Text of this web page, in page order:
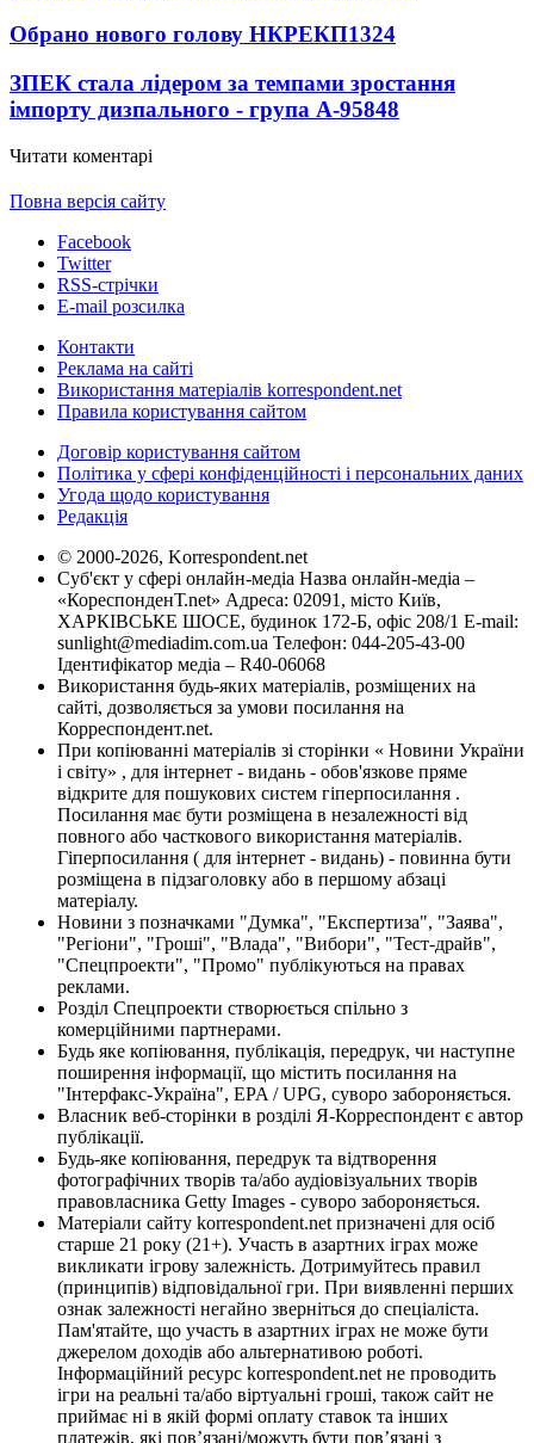
Обрано нового голову НКРЕКП1324
ЗПЕК стала лідером за темпами зростання
імпорту дизпального - група А-95848
Читати коментарі
Повна версія сайту
Facebook
Twitter
RSS-стрічки
E-mail розсилка
Контакти
Реклама на сайті
Використання матеріалів korrespondent.net
Правила користування сайтом
Договір користування сайтом
Політика у сфері конфіденційності і персональних даних
Угода щодо користування
Редакція
© 2000-2026, Korrespondent.net
Суб'єкт у сфері онлайн-медіа Назва онлайн-медіа –
«КореспонденТ.net» Адреса: 02091, місто Київ,
ХАРКІВСЬКЕ ШОСЕ, будинок 172-Б, офіс 208/1 E-mail:
sunlight@mediadim.com.ua Телефон: 044-205-43-00
Ідентифікатор медіа – R40-06068
Використання будь-яких матеріалів, розміщених на
сайті, дозволяється за умови посилання на
Корреспондент.net.
При копіюванні матеріалів зі сторінки « Новини України
і світу» , для інтернет - видань - обов'язкове пряме
відкрите для пошукових систем гіперпосилання .
Посилання має бути розміщена в незалежності від
повного або часткового використання матеріалів.
Гіперпосилання ( для інтернет - видань) - повинна бути
розміщена в підзаголовку або в першому абзаці
матеріалу.
Новини з позначками "Думка", "Експертиза", "Заява",
"Регіони", "Гроші", "Влада", "Вибори", "Тест-драйв",
"Спецпроекти", "Промо" публікуються на правах
реклами.
Розділ Спецпроекти створюється спільно з
комерційними партнерами.
Будь яке копіювання, публікація, передрук, чи наступне
поширення інформації, що містить посилання на
"Інтерфакс-Україна", EPA / UPG, суворо забороняється.
Власник веб-сторінки в розділі Я-Корреспондент є автор
публікації.
Будь-яке копіювання, передрук та відтворення
фотографічних творів та/або аудіовізуальних творів
правовласника Getty Images - суворо забороняється.
Матеріали сайту korrespondent.net призначені для осіб
старше 21 року (21+). Участь в азартних іграх може
викликати ігрову залежність. Дотримуйтесь правил
(принципів) відповідальної гри. При виявленні перших
ознак залежності негайно зверніться до спеціаліста.
Пам'ятайте, що участь в азартних іграх не може бути
джерелом доходів або альтернативою роботі.
Інформаційний ресурс korrespondent.net не проводить
ігри на реальні та/або віртуальні гроші, також сайт не
приймає ні в якій формі оплату ставок та інших
платежів, які пов’язані/можуть бути пов’язані з